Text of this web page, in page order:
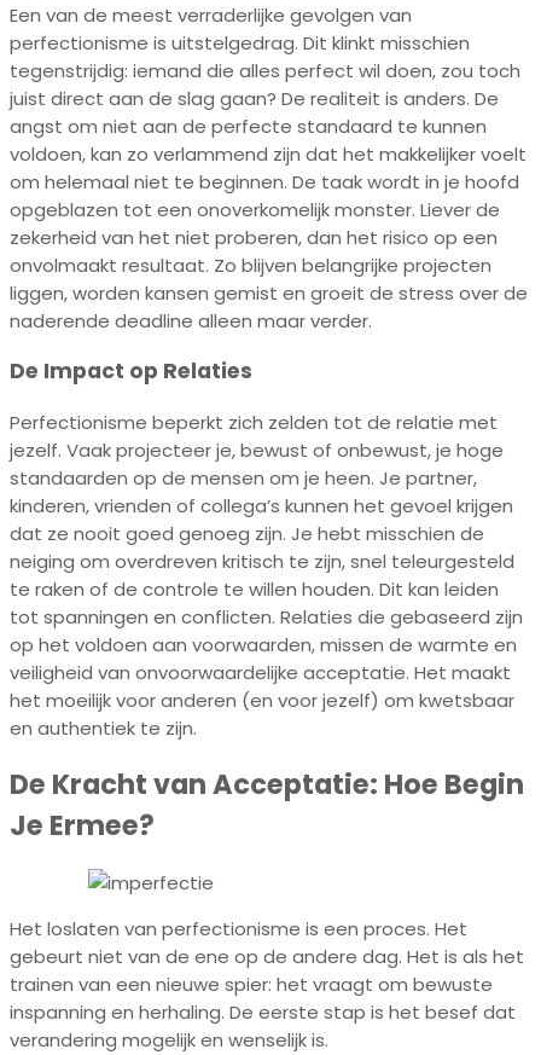
Een van de meest verraderlijke gevolgen van
perfectionisme is uitstelgedrag. Dit klinkt misschien
tegenstrijdig: iemand die alles perfect wil doen, zou toch
juist direct aan de slag gaan? De realiteit is anders. De
angst om niet aan de perfecte standaard te kunnen
voldoen, kan zo verlammend zijn dat het makkelijker voelt
om helemaal niet te beginnen. De taak wordt in je hoofd
opgeblazen tot een onoverkomelijk monster. Liever de
zekerheid van het niet proberen, dan het risico op een
onvolmaakt resultaat. Zo blijven belangrijke projecten
liggen, worden kansen gemist en groeit de stress over de
naderende deadline alleen maar verder.
De Impact op Relaties
Perfectionisme beperkt zich zelden tot de relatie met
jezelf. Vaak projecteer je, bewust of onbewust, je hoge
standaarden op de mensen om je heen. Je partner,
kinderen, vrienden of collega’s kunnen het gevoel krijgen
dat ze nooit goed genoeg zijn. Je hebt misschien de
neiging om overdreven kritisch te zijn, snel teleurgesteld
te raken of de controle te willen houden. Dit kan leiden
tot spanningen en conflicten. Relaties die gebaseerd zijn
op het voldoen aan voorwaarden, missen de warmte en
veiligheid van onvoorwaardelijke acceptatie. Het maakt
het moeilijk voor anderen (en voor jezelf) om kwetsbaar
en authentiek te zijn.
De Kracht van Acceptatie: Hoe Begin
Je Ermee?
Het loslaten van perfectionisme is een proces. Het
gebeurt niet van de ene op de andere dag. Het is als het
trainen van een nieuwe spier: het vraagt om bewuste
inspanning en herhaling. De eerste stap is het besef dat
verandering mogelijk en wenselijk is.